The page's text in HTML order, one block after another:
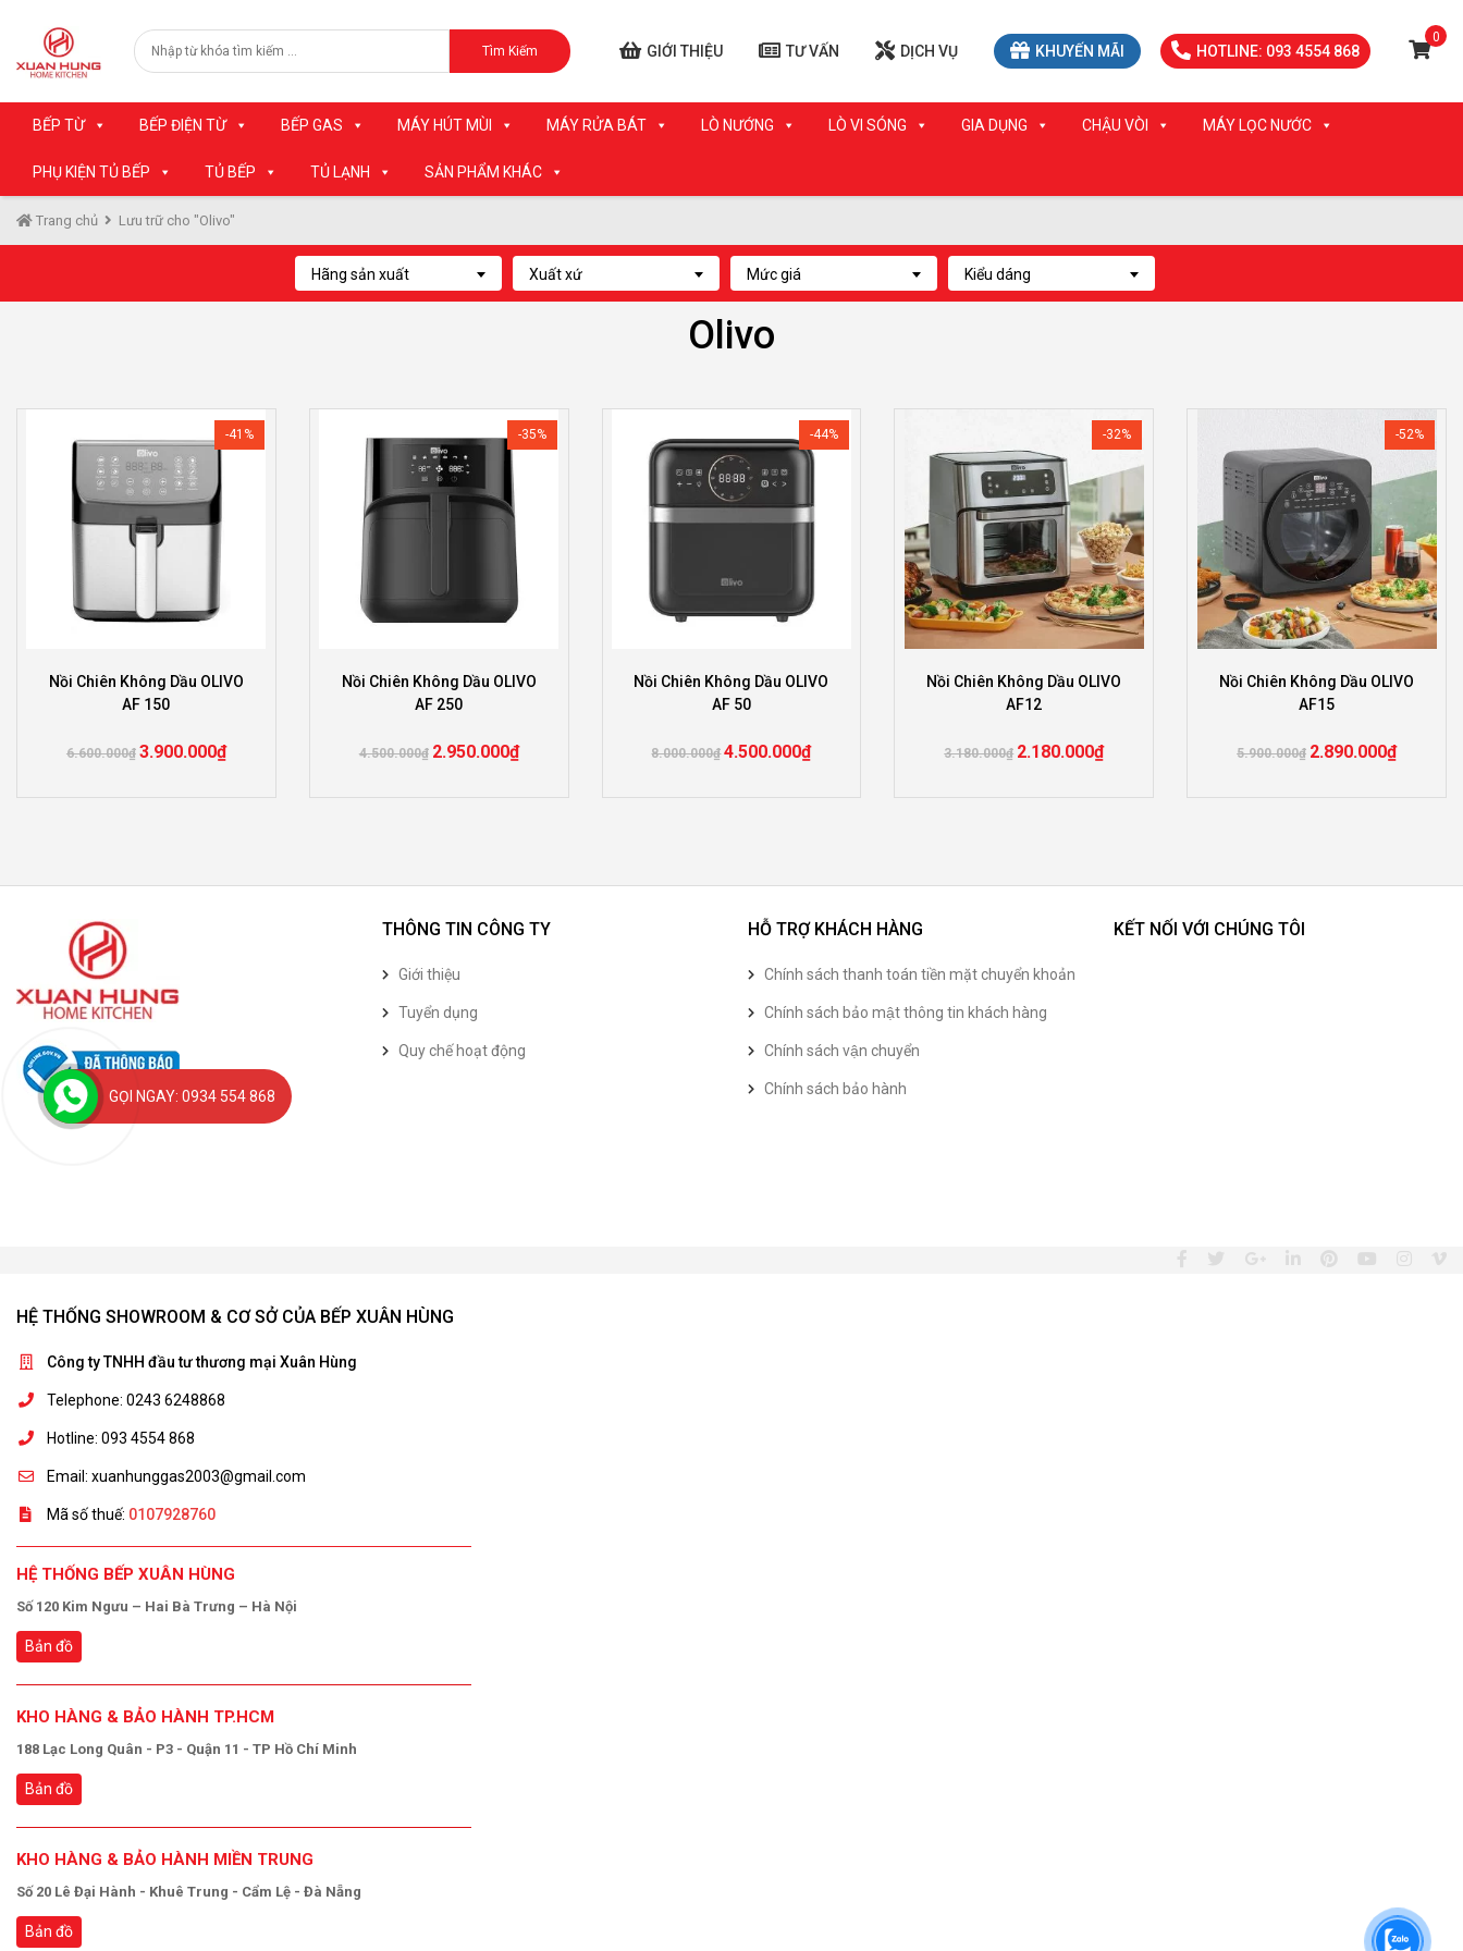
Tìm Kiếm GIỚI THIỆU TƯ VẤN DỊCH VỤ KHUYẾN MÃI HOTLINE: 093 4554 868
0
BẾP TỪ BẾP ĐIỆN TỪ BẾP GAS MÁY HÚT MÙI MÁY RỬA BÁT LÒ NƯỚNG LÒ VI SÓNG GIA DỤNG CHẬU VÒI MÁY LỌC NƯỚC
PHỤ KIỆN TỦ BẾP TỦ BẾP TỦ LẠNH SẢN PHẨM KHÁC
Trang chủ Lưu trữ cho "Olivo"
Hãng sản xuất Xuất xứ Mức giá Kiểu dáng
Olivo
-41%
Nồi Chiên Không Dầu OLIVO
AF 150
6.600.000₫ 3.900.000₫
-35%
Nồi Chiên Không Dầu OLIVO
AF 250
4.500.000₫ 2.950.000₫
-44%
Nồi Chiên Không Dầu OLIVO
AF 50
8.000.000₫ 4.500.000₫
-32%
Nồi Chiên Không Dầu OLIVO
AF12
3.180.000₫ 2.180.000₫
-52%
Nồi Chiên Không Dầu OLIVO
AF15
5.900.000₫ 2.890.000₫
THÔNG TIN CÔNG TY
Giới thiệu
Tuyển dụng
Quy chế hoạt động
HỖ TRỢ KHÁCH HÀNG
Chính sách thanh toán tiền mặt chuyển khoản
Chính sách bảo mật thông tin khách hàng
Chính sách vận chuyển
Chính sách bảo hành
KẾT NỐI VỚI CHÚNG TÔI
HỆ THỐNG SHOWROOM & CƠ SỞ CỦA BẾP XUÂN HÙNG
Công ty TNHH đầu tư thương mại Xuân Hùng
Telephone: 0243 6248868
Hotline: 093 4554 868
Email: xuanhunggas2003@gmail.com
Mã số thuế: 0107928760
HỆ THỐNG BẾP XUÂN HÙNG
Số 120 Kim Ngưu – Hai Bà Trưng – Hà Nội
Bản đồ
KHO HÀNG & BẢO HÀNH TP.HCM
188 Lạc Long Quân - P3 - Quận 11 - TP Hồ Chí Minh
Bản đồ
KHO HÀNG & BẢO HÀNH MIỀN TRUNG
Số 20 Lê Đại Hành - Khuê Trung - Cẩm Lệ - Đà Nẵng
Bản đồ
GỌI NGAY: 0934 554 868